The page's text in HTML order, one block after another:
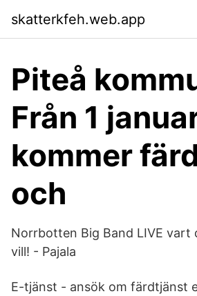
skatterkfeh.web.app
Piteå
Från 1
kommer
och
Norrbotten Big Band LIVE vart
vill! - Pajala
E-tjänst - ansök om färdtjänst